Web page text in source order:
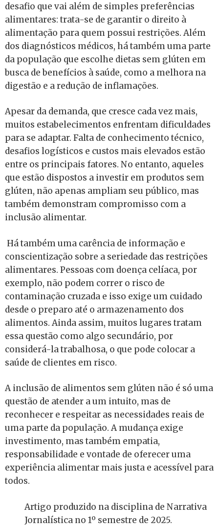
desafio que vai além de simples preferências
alimentares: trata-se de garantir o direito à
alimentação para quem possui restrições. Além
dos diagnósticos médicos, há também uma parte
da população que escolhe dietas sem glúten em
busca de benefícios à saúde, como a melhora na
digestão e a redução de inflamações.
Apesar da demanda, que cresce cada vez mais,
muitos estabelecimentos enfrentam dificuldades
para se adaptar. Falta de conhecimento técnico,
desafios logísticos e custos mais elevados estão
entre os principais fatores. No entanto, aqueles
que estão dispostos a investir em produtos sem
glúten, não apenas ampliam seu público, mas
também demonstram compromisso com a
inclusão alimentar.
Há também uma carência de informação e
conscientização sobre a seriedade das restrições
alimentares. Pessoas com doença celíaca, por
exemplo, não podem correr o risco de
contaminação cruzada e isso exige um cuidado
desde o preparo até o armazenamento dos
alimentos. Ainda assim, muitos lugares tratam
essa questão como algo secundário, por
considerá-la trabalhosa, o que pode colocar a
saúde de clientes em risco.
A inclusão de alimentos sem glúten não é só uma
questão de atender a um intuito, mas de
reconhecer e respeitar as necessidades reais de
uma parte da população. A mudança exige
investimento, mas também empatia,
responsabilidade e vontade de oferecer uma
experiência alimentar mais justa e acessível para
todos.
Artigo produzido na disciplina de Narrativa
Jornalística no 1º semestre de 2025.